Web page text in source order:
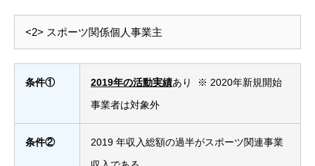
<2> スポーツ関係個人事業主
条件① 2019年の活動実績あり ※ 2020年新規開始
事業者は対象外
条件②
2019 年収入総額の過半がスポーツ関連事業